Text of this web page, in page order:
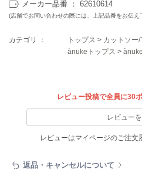
ファーファー
ジェラート ピケ キャットアンドドッグ
メーカー品番 ： 62610614
(店舗でお問い合わせの際には、上記品番をお伝え
カテゴリ ： トップス > カットソー/
ànukeトップス >
レビュー投稿で全員に30
レビュー
レビューはマイページのご注文
返品・キャンセルについて